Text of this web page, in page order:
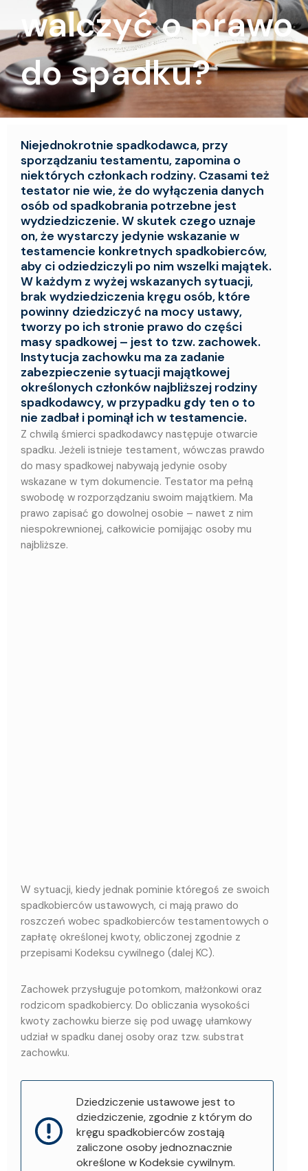
walczyć o prawo
do spadku?
Niejednokrotnie spadkodawca, przy
sporządzaniu testamentu, zapomina o
niektórych członkach rodziny. Czasami też
testator nie wie, że do wyłączenia danych
osób od spadkobrania potrzebne jest
wydziedziczenie. W skutek czego uznaje
on, że wystarczy jedynie wskazanie w
testamencie konkretnych spadkobierców,
aby ci odziedziczyli po nim wszelki majątek.
W każdym z wyżej wskazanych sytuacji,
brak wydziedziczenia kręgu osób, które
powinny dziedziczyć na mocy ustawy,
tworzy po ich stronie prawo do części
masy spadkowej – jest to tzw. zachowek.
Instytucja zachowku ma za zadanie
zabezpieczenie sytuacji majątkowej
określonych członków najbliższej rodziny
spadkodawcy, w przypadku gdy ten o to
nie zadbał i pominął ich w testamencie.
Z chwilą śmierci spadkodawcy następuje otwarcie
spadku. Jeżeli istnieje testament, wówczas prawdo
do masy spadkowej nabywają jedynie osoby
wskazane w tym dokumencie. Testator ma pełną
swobodę w rozporządzaniu swoim majątkiem. Ma
prawo zapisać go dowolnej osobie – nawet z nim
niespokrewnionej, całkowicie pomijając osoby mu
najbliższe.
W sytuacji, kiedy jednak pominie któregoś ze swoich
spadkobierców ustawowych, ci mają prawo do
roszczeń wobec spadkobierców testamentowych o
zapłatę określonej kwoty, obliczonej zgodnie z
przepisami Kodeksu cywilnego (dalej KC).
Zachowek przysługuje potomkom, małżonkowi oraz
rodzicom spadkobiercy. Do obliczania wysokości
kwoty zachowku bierze się pod uwagę ułamkowy
udział w spadku danej osoby oraz tzw. substrat
zachowku.
Dziedziczenie ustawowe jest to
dziedziczenie, zgodnie z którym do
kręgu spadkobierców zostają
zaliczone osoby jednoznacznie
określone w Kodeksie cywilnym.